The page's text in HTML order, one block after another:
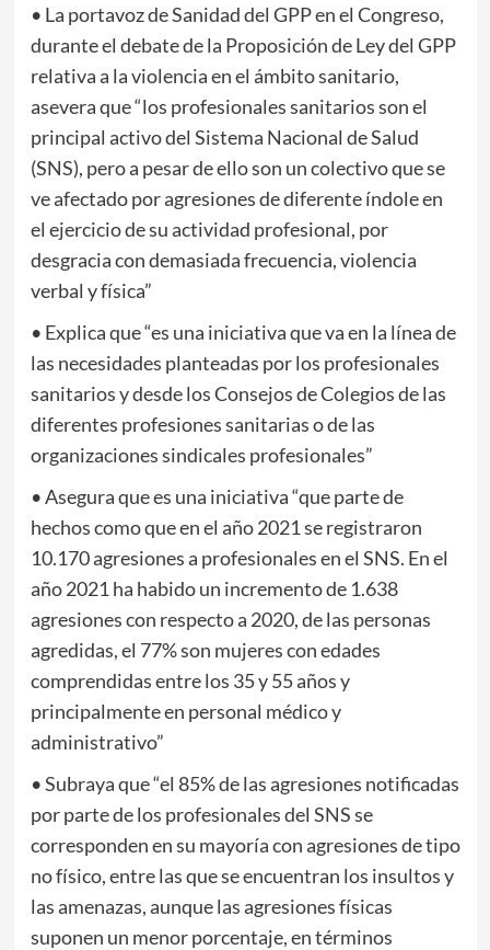
• La portavoz de Sanidad del GPP en el Congreso,
durante el debate de la Proposición de Ley del GPP
relativa a la violencia en el ámbito sanitario,
asevera que “los profesionales sanitarios son el
principal activo del Sistema Nacional de Salud
(SNS), pero a pesar de ello son un colectivo que se
ve afectado por agresiones de diferente índole en
el ejercicio de su actividad profesional, por
desgracia con demasiada frecuencia, violencia
verbal y física”
• Explica que “es una iniciativa que va en la línea de
las necesidades planteadas por los profesionales
sanitarios y desde los Consejos de Colegios de las
diferentes profesiones sanitarias o de las
organizaciones sindicales profesionales”
• Asegura que es una iniciativa “que parte de
hechos como que en el año 2021 se registraron
10.170 agresiones a profesionales en el SNS. En el
año 2021 ha habido un incremento de 1.638
agresiones con respecto a 2020, de las personas
agredidas, el 77% son mujeres con edades
comprendidas entre los 35 y 55 años y
principalmente en personal médico y
administrativo”
• Subraya que “el 85% de las agresiones notificadas
por parte de los profesionales del SNS se
corresponden en su mayoría con agresiones de tipo
no físico, entre las que se encuentran los insultos y
las amenazas, aunque las agresiones físicas
suponen un menor porcentaje, en términos